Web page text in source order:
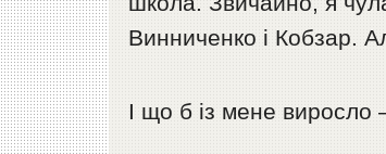
Винниченко і Кобзар.
І що б із мене виросло